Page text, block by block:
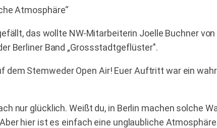
Atmosphäre“
das wollte NW-Mitarbeiterin Joelle Buchner
Berliner Band „Grossstadtgeflüster".
dem Stemweder Open Air! Euer Auftritt war ein
nur glücklich. Weißt du, in Berlin machen solche
hier ist es einfach eine unglaubliche